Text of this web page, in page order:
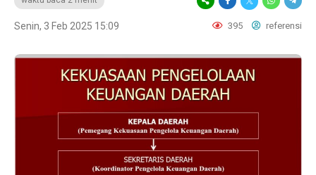
Senin, 3 Feb 2025 15:09 395 referensi